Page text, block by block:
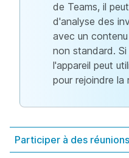
de Teams, il
d'analyse des
avec un
non standard.
l'appareil peut
pour rejoindre la
Participer à des